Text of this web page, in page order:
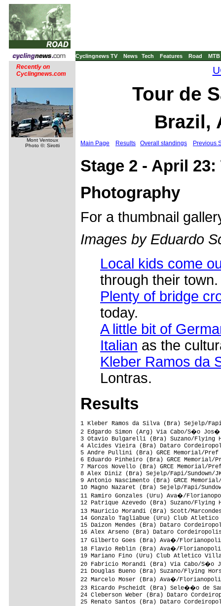
Cyclingnews TV News Tech Features Road MTB
Recently on
Cyclingnews.com
Mont Ventoux
Photo ©: Sirotti
Tour de
Brazil,
Main Page Results Overall standings Previous
Stage 2 - April
Photography
For a thumbnail
Images by Eduardo
Local kids come
through their town.
Plenty of bridge
today.
A little bit of
Italian as the
Kleber Ramos da
Lontras.
Results
1 Kleber Ramos da Silva (Bra) Sejelp/
2 Edgardo Simon (Arg)
3 Otavio Bulgarelli (Bra)
4 Alcides Vieira
5 Andre Pullini (Bra) GRCE
6 Eduardo Pinheiro (Bra) GRCE
7 Marcos Novello (Bra) GRCE
8 Alex Diniz (Bra) Sejelp/Fapi/
9 Antonio Nascimento (Bra)
10 Magno Nazaret (Bra) Sejelp/
11 Ramiro Gonzales (Uru)
12 Patrique Azevedo
13 Mauricio Morandi (Bra) Scott/
14 Gonzalo Tagliabue
15 Daizon Mendes
16 Alex Arseno
17 Gilberto Goes (Bra)
18 Flavio Reblin (Bra)
19 Mariano Fino (Uru)
20 Fabricio Morandi (Bra)
21 Douglas Bueno (Bra)
22 Marcelo Moser (Bra)
23 Ricardo Pscheidt
24 Cleberson Weber
25 Renato Santos